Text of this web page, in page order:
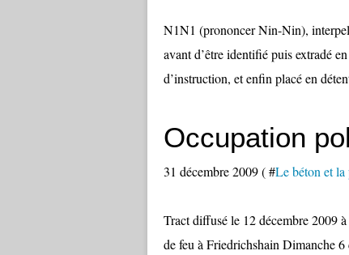
N1N1 (prononcer Nin-Nin),
avant d’être identifié puis extradé
d’instruction, et enfin placé en
Occupation
31 décembre 2009 ( #Le béton et la
Tract diffusé le 12 décembre 2009
de feu à Friedrichshain Dimanche